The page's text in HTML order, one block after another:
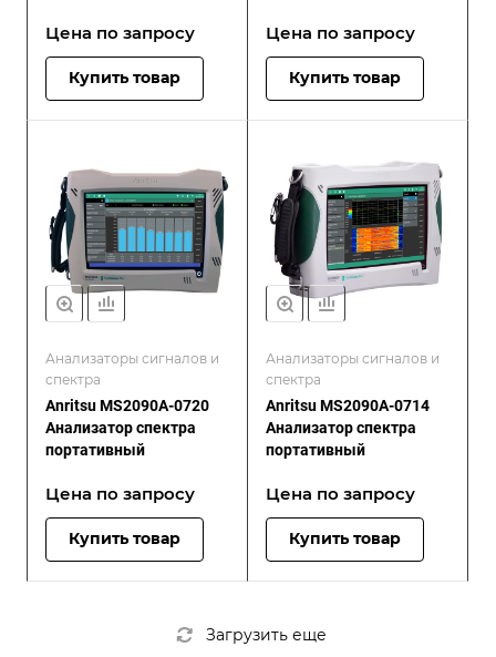
Цена по запросу
Купить товар
Цена по запросу
Купить товар
Анализаторы сигналов и
спектра
Anritsu MS2090A-0720
Анализатор спектра
портативный
Цена по запросу
Купить товар
Анализаторы сигналов и
спектра
Anritsu MS2090A-0714
Анализатор спектра
портативный
Цена по запросу
Купить товар
Загрузить еще